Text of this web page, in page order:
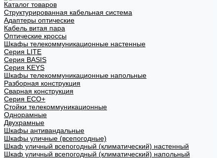
Каталог товаров
Структурированная кабельная система
Адаптеры оптические
Кабель витая пара
Оптические кроссы
Шкафы телекоммуникационные настенные
Cерия LITE
Cерия BASIS
Cерия KEYS
Шкафы телекоммуникационные напольные
Разборная конструкция
Сварная конструкция
Серия ECO+
Стойки телекоммуникационные
Однорамные
Двухрамные
Шкафы антивандальные
Шкафы уличные (всепогодные)
Шкаф уличный всепогодный (климатический) настенный
Шкаф уличный всепогодный (климатический) напольный